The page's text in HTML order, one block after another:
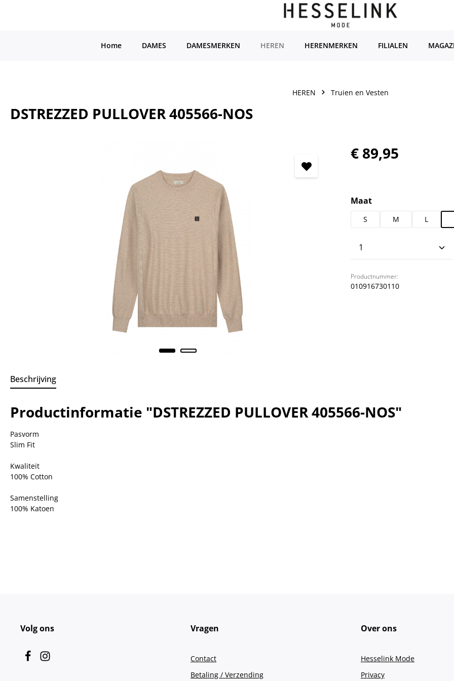
Home DAMES DAMESMERKEN HEREN HERENMERKEN FILIALEN
HEREN Truien en Vesten
DSTREZZED PULLOVER 405566-NOS
Normale prijs:
€ 89,95
Selecteer
Maat
S M L
Productnummer:
010916730110
Beschrijving
Productinformatie "DSTREZZED PULLOVER 405566-NOS"
Pasvorm
Slim Fit
Kwaliteit
100% Cotton
Samenstelling
100% Katoen
Volg ons Vragen
Contact
Betaling / Verzending
Over ons
Hesselink Mode
Privacy